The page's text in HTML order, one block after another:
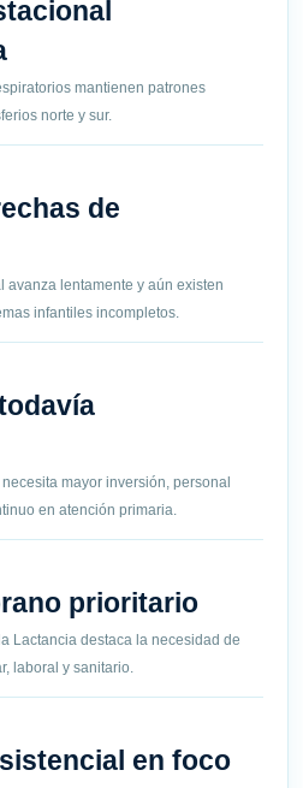
mantienen patrones
norte y sur.
de
avanza lentamente y aún existen
infantiles incompletos.
mayor inversión, personal
en atención primaria.
prioritario
Lactancia destaca la necesidad de
laboral y sanitario.
en foco